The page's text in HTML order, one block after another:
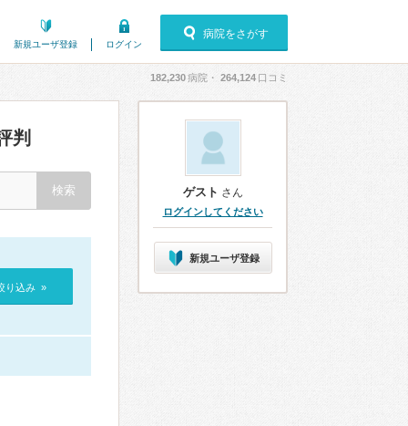
新規ユーザ登録 ログイン
病院をさがす
182,230病院・ 264,124 口コミ
判
り込み »
ゲスト さん
ログインしてください
新規ユーザ登録